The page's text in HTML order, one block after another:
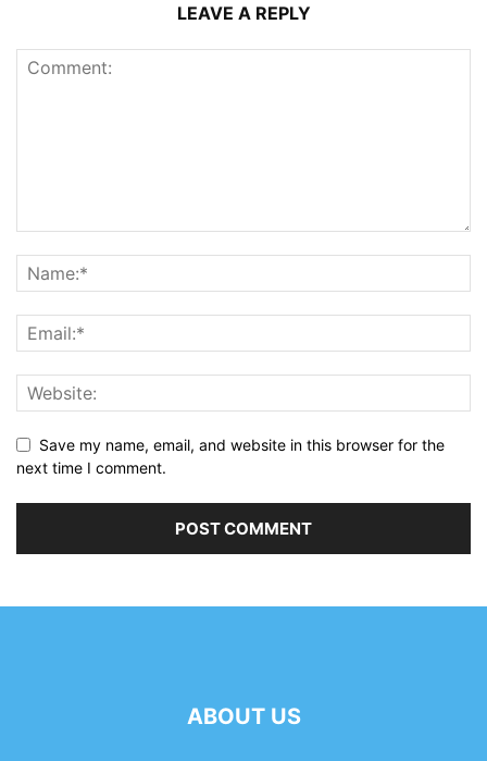
LEAVE A REPLY
Save my name, email, and website in this browser for the
next time I comment.
ABOUT US